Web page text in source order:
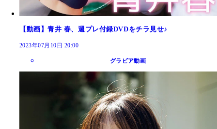
【動画】青井 春、週プレ付録DVDをチラ見せ♪
2023年07月10日 20:00
グラビア動画